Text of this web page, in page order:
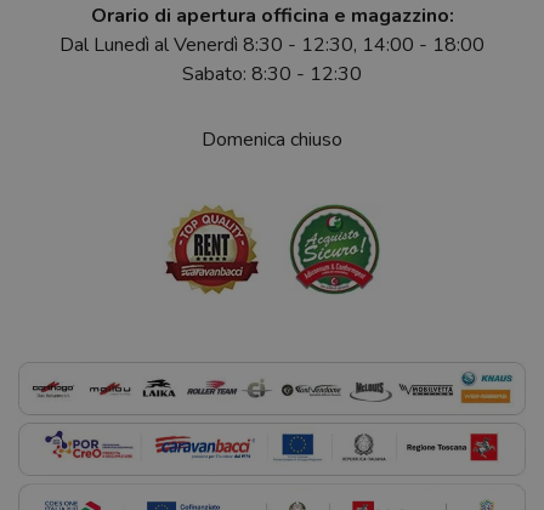
Orario di apertura officina e magazzino:
Dal Lunedì al Venerdì 8:30 - 12:30, 14:00 - 18:00
Sabato: 8:30 - 12:30
Domenica chiuso